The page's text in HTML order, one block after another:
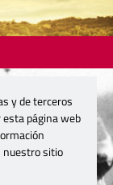
y de terceros
página web
nuestro sitio